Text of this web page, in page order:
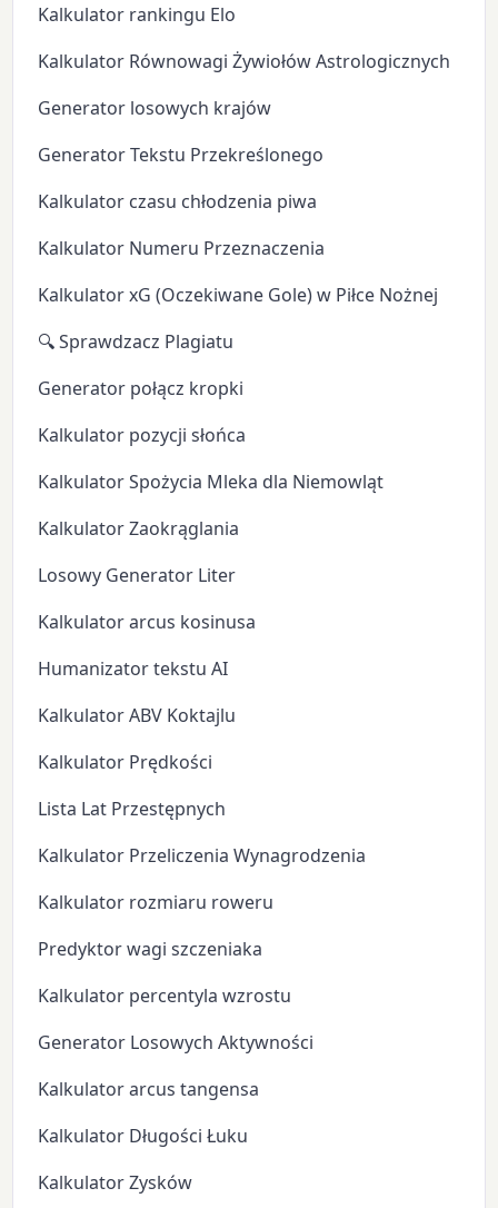
Kalkulator rankingu Elo
Kalkulator Równowagi Żywiołów Astrologicznych
Generator losowych krajów
Generator Tekstu Przekreślonego
Kalkulator czasu chłodzenia piwa
Kalkulator Numeru Przeznaczenia
Kalkulator xG (Oczekiwane Gole) w Piłce Nożnej
🔍 Sprawdzacz Plagiatu
Generator połącz kropki
Kalkulator pozycji słońca
Kalkulator Spożycia Mleka dla Niemowląt
Kalkulator Zaokrąglania
Losowy Generator Liter
Kalkulator arcus kosinusa
Humanizator tekstu AI
Kalkulator ABV Koktajlu
Kalkulator Prędkości
Lista Lat Przestępnych
Kalkulator Przeliczenia Wynagrodzenia
Kalkulator rozmiaru roweru
Predyktor wagi szczeniaka
Kalkulator percentyla wzrostu
Generator Losowych Aktywności
Kalkulator arcus tangensa
Kalkulator Długości Łuku
Kalkulator Zysków